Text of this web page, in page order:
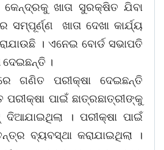
ଖାତା ସୁରକ୍ଷିତ ଯିବା
ଖାତା ଦେଖା କାର୍ଯ୍ୟ
। ଏନେଇ ବୋର୍ଡ ସଭାପତି
ଦେଇଛନ୍ତି ।
ଗଣିତ ପରୀକ୍ଷା ଦେଇଛନ୍ତି
ପରୀକ୍ଷା ପାଇଁ ଛାତ୍ରଛାତ୍ରୀଙ୍କୁ
। ପରୀକ୍ଷା ପାଇଁ
ବ୍ୟବସ୍ଥା କରାଯାଇଥିଲା ।